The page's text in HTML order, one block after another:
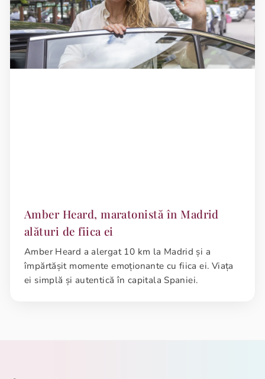
Amber Heard, maratonistă în Madrid
alături de fiica ei
Amber Heard a alergat 10 km la Madrid și a
împărtășit momente emoționante cu fiica ei. Viața
ei simplă și autentică în capitala Spaniei.